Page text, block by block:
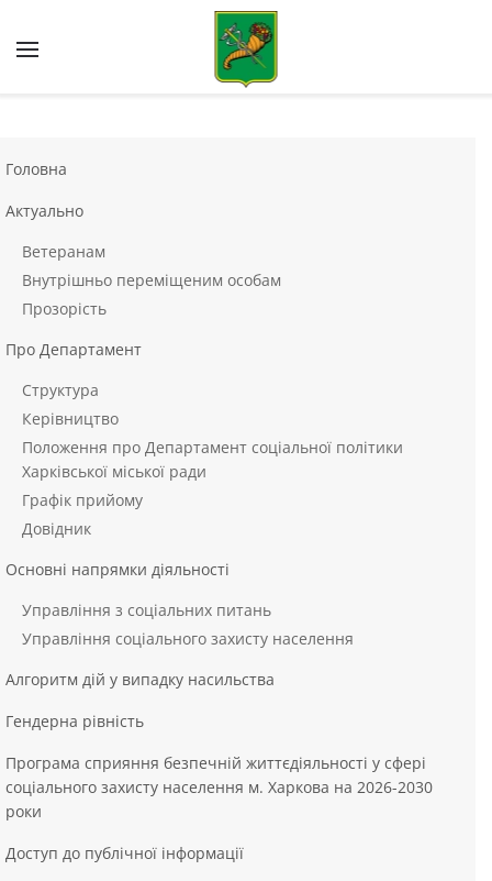
Skip to main content
Головна
Актуально
Ветеранам
Внутрішньо переміщеним особам
Прозорість
Про Департамент
Структура
Керівництво
Положення про Департамент соціальної політики
Харківської міської ради
Графік прийому
Довідник
Основні напрямки діяльності
Управління з соціальних питань
Управління соціального захисту населення
Алгоритм дій у випадку насильства
Гендерна рівність
Програма сприяння безпечній життєдіяльності у сфері
соціального захисту населення м. Харкова на 2026-2030
роки
Доступ до публічної інформації